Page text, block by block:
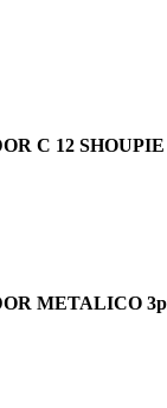
C 12 SHOUPIE
METALICO